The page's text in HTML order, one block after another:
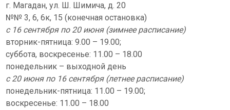
г. Магадан, ул. Ш. Шимича, д. 20
№№ 3, 6, 6к, 15 (конечная остановка)
с 16 сентября по 20 июня (зимнее расписание)
вторник-пятница: 9.00 – 19.00;
суббота, воскресенье: 11.00 – 18.00
понедельник – выходной день
с 20 июня по 16 сентября (летнее расписание)
понедельник-пятница: 11.00 – 19.00;
воскресенье: 11.00 – 18.00